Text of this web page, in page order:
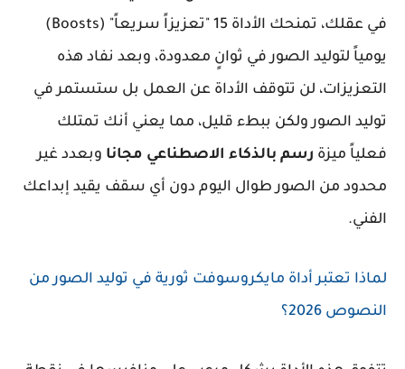
في عقلك، تمنحك الأداة 15 "تعزيزاً سريعاً" (Boosts)
يومياً لتوليد الصور في ثوانٍ معدودة، وبعد نفاد هذه
التعزيزات، لن تتوقف الأداة عن العمل بل ستستمر في
توليد الصور ولكن ببطء قليل، مما يعني أنك تمتلك
فعلياً ميزة رسم بالذكاء الاصطناعي مجانا وبعدد غير
محدود من الصور طوال اليوم دون أي سقف يقيد إبداعك
الفني.
لماذا تعتبر أداة مايكروسوفت ثورية في توليد الصور من
النصوص 2026؟